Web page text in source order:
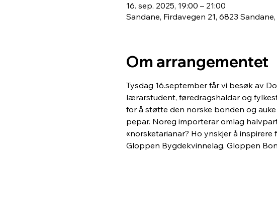
16. sep. 2025, 19:00 – 21:00
Sandane, Firdavegen 21, 6823
Om arrangementet
Tysdag 16.september får vi besøk av
lærarstudent, føredragshaldar og
for å støtte den norske bonden og
pepar. Noreg importerar omlag
«norsketarianar? Ho ynskjer å
Gloppen Bygdekvinnelag, Gloppen